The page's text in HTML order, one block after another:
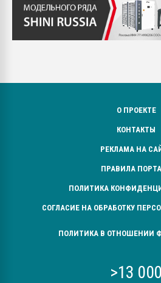
О ПРОЕКТЕ
КОНТАКТЫ
РЕКЛАМА НА
ПРАВИЛА
ПОЛИТИКА
СОГЛАСИЕ НА ОБРАБОТКУ
ПОЛИТИКА В ОТНОШЕНИИ
>13 000